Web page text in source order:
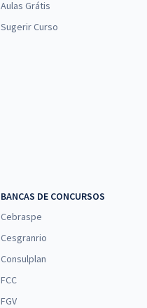
Aulas Grátis
Sugerir Curso
BANCAS DE CONCURSOS
Cebraspe
Cesgranrio
Consulplan
FCC
FGV